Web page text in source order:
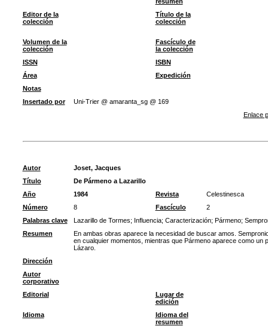
Editor de la
colección
Título de la
colección
Volumen de la
colección
Fascículo de
la colección
ISSN
ISBN
Área
Expedición
Notas
Insertado por
Uni-Trier @ amaranta_sg @ 169
Enlace
Autor
Joset, Jacques
Título
De Pármeno a Lazarillo
Año
1984 Revista
Celestinesca
Número
8 Fascículo
2
Palabras clave
Lazarillo de Tormes; Influencia; Caracterización; Pármeno;
Resumen
En ambas obras aparece la necesidad de buscar amos.
en cualquier momentos, mientras que Pármeno aparece como
Lázaro.
Dirección
Autor
corporativo
Editorial
Lugar de
edición
Idioma
Idioma del
resumen